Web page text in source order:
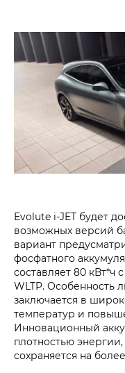
Evolute i‑JET будет
возможных версий
вариант
фосфатного
составляет 80 кВт*ч
WLTP. Особенность
заключается в
температур и
Инновационный
плотностью энергии,
сохраняется на